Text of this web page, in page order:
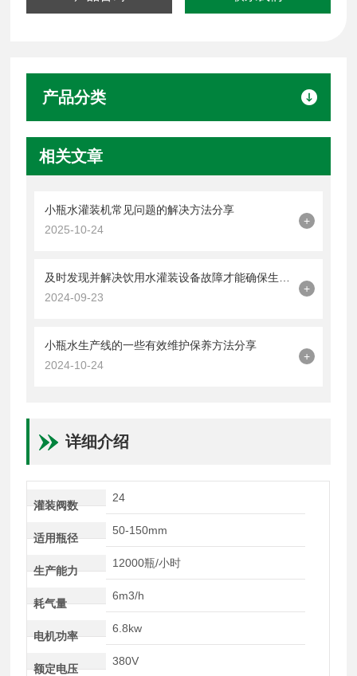
产品分类
相关文章
小瓶水灌装机常见问题的解决方法分享
2025-10-24
+
2024-09-23
+
小瓶水生产线的一些有效维护保养方法分享
2024-10-24
+
详细介绍
灌装阀数
24
适用瓶径
50-150mm
生产能力
12000瓶/小时
耗气量
6m3/h
电机功率
6.8kw
额定电压
380V